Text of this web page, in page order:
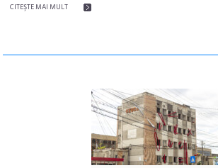
CITEŞTE MAI MULT